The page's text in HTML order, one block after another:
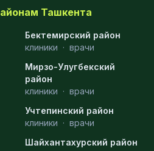
Ташкента
Бектемирский район
клиники · врачи
Мирзо-Улугбекский
район
клиники · врачи
Учтепинский район
клиники · врачи
Шайхантахурский район